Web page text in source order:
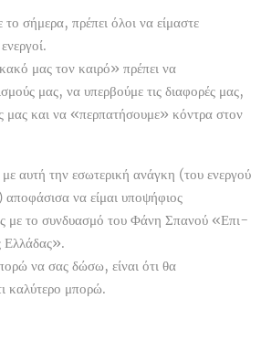
σήμερα, πρέπει όλοι να είμαστε
μας τον καιρό» πρέπει να
μας, να υπερβούμε τις διαφορές μας,
μας και να «περπατήσουμε» κόντρα στον
με αυτή την εσωτερική ανάγκη (του ενεργού
αποφάσισα να είμαι υποψήφιος
με το συνδυασμό του Φάνη Σπανού «Επι-
Ελλάδας».
να σας δώσω, είναι ότι θα
καλύτερο μπορώ.